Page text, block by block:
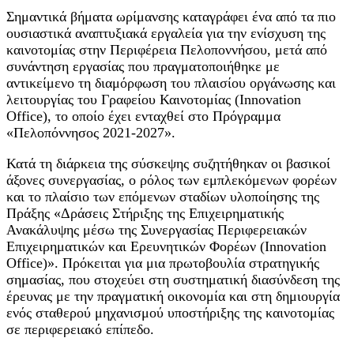
Σημαντικά βήματα ωρίμανσης καταγράφει ένα από τα πιο
ουσιαστικά αναπτυξιακά εργαλεία για την ενίσχυση της
καινοτομίας στην Περιφέρεια Πελοποννήσου, μετά από
συνάντηση εργασίας που πραγματοποιήθηκε με
αντικείμενο τη διαμόρφωση του πλαισίου οργάνωσης και
λειτουργίας του Γραφείου Καινοτομίας (Innovation
Office), το οποίο έχει ενταχθεί στο Πρόγραμμα
«Πελοπόννησος 2021-2027».
Κατά τη διάρκεια της σύσκεψης συζητήθηκαν οι βασικοί
άξονες συνεργασίας, ο ρόλος των εμπλεκόμενων φορέων
και το πλαίσιο των επόμενων σταδίων υλοποίησης της
Πράξης «Δράσεις Στήριξης της Επιχειρηματικής
Ανακάλυψης μέσω της Συνεργασίας Περιφερειακών
Επιχειρηματικών και Ερευνητικών Φορέων (Innovation
Office)». Πρόκειται για μια πρωτοβουλία στρατηγικής
σημασίας, που στοχεύει στη συστηματική διασύνδεση της
έρευνας με την πραγματική οικονομία και στη δημιουργία
ενός σταθερού μηχανισμού υποστήριξης της καινοτομίας
σε περιφερειακό επίπεδο.